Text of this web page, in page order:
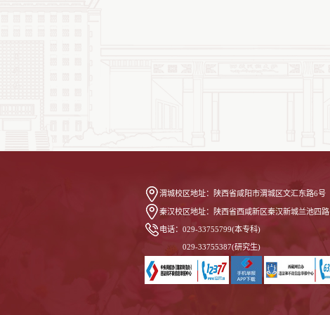
渭城校区地址： 陕西省咸阳市渭城区文汇东路6号
秦汉校区地址： 陕西省西咸新区秦汉新城兰池四路
电话： 029-33755799(本专科)
029-33755387(研究生)